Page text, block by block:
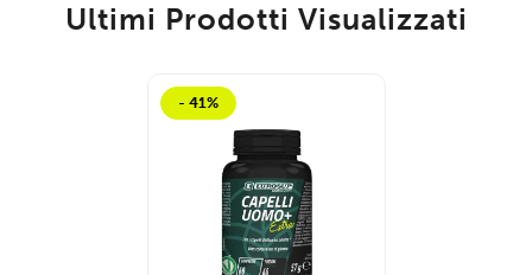
Ultimi Prodotti Visualizzati
- 41%